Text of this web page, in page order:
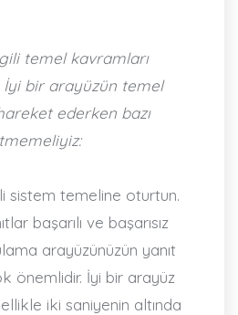
temel kavramları
İyi bir arayüzün temel
ederken bazı
sistem temeline oturtun.
başarılı ve başarısız
arayüzünüzün yanıt
önemlidir. İyi bir arayüz
iki saniyenin altında